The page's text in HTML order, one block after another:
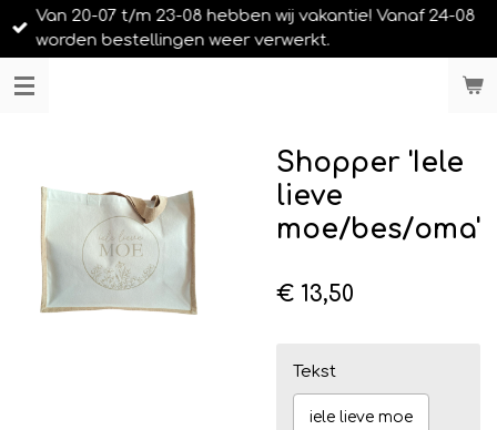
Ga
direct
de
Van 20-07 t/m 23-08 hebben wij vakantie! Vanaf 24-08
worden bestellingen weer verwerkt.
Shopper 'Iele
lieve
moe/bes/oma'
€ 13,50
Tekst
iele lieve moe